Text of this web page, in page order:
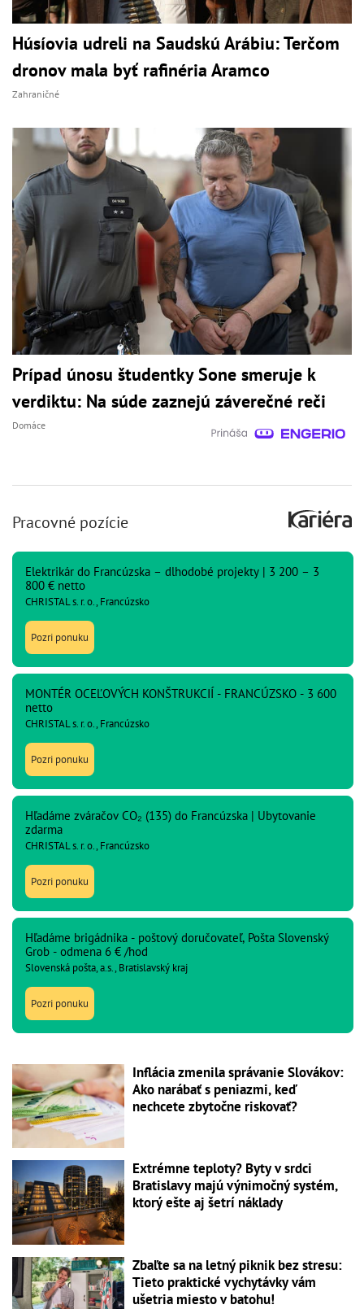
Húsíovia udreli na Saudskú Arábiu: Terčom
dronov mala byť rafinéria Aramco
Zahraničné
Prípad únosu študentky Sone smeruje k
verdiktu: Na súde zaznejú záverečné reči
Domáce
Pracovné pozície
Elektrikár do Francúzska – dlhodobé projekty | 3 200 – 3
800 € netto
CHRISTAL s. r. o., Francúzsko
Pozri ponuku
MONTÉR OCEĽOVÝCH KONŠTRUKCIÍ - FRANCÚZSKO - 3 600
netto
CHRISTAL s. r. o., Francúzsko
Pozri ponuku
Hľadáme zváračov CO₂ (135) do Francúzska | Ubytovanie
zdarma
CHRISTAL s. r. o., Francúzsko
Pozri ponuku
Hľadáme brigádnika - poštový doručovateľ, Pošta Slovenský
Grob - odmena 6 € /hod
Slovenská pošta, a.s., Bratislavský kraj
Pozri ponuku
Inflácia zmenila správanie Slovákov:
Ako narábať s peniazmi, keď
nechcete zbytočne riskovať?
Extrémne teploty? Byty v srdci
Bratislavy majú výnimočný systém,
ktorý ešte aj šetrí náklady
Zbaľte sa na letný piknik bez stresu:
Tieto praktické vychytávky vám
ušetria miesto v batohu!